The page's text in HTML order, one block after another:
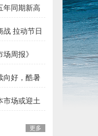
50000元:
元:
元:
赠50000元:
年同期新高
战 拉动节日
周报》
向好，酷暑
市场或迎土
更多